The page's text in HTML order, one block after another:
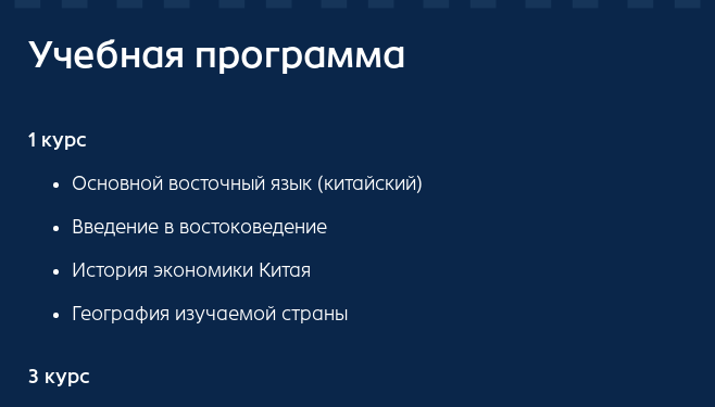
Учебная программа
1 курс
Основной восточный язык (китайский)
Введение в востоковедение
История экономики Китая
География изучаемой страны
3 курс